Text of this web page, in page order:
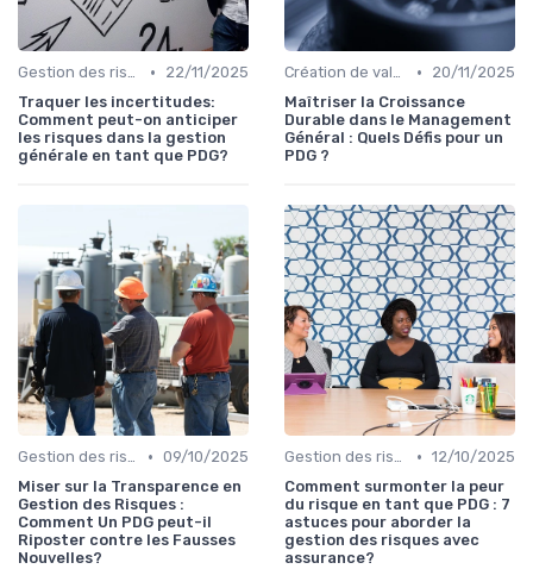
Gestion des risques & résilience •
22/11/2025
Traquer les incertitudes:
Comment peut-on anticiper
les risques dans la gestion
générale en tant que PDG?
Création de valeur durable •
20/11/2025
Maîtriser la Croissance
Durable dans le Management
Général : Quels Défis pour un
PDG ?
Gestion des risques & résilience • 09/10/2025
Miser sur la Transparence en
Gestion des Risques :
Comment Un PDG peut-il
Riposter contre les Fausses
Nouvelles?
Gestion des risques & résilience • 12/10/2025
Comment surmonter la peur
du risque en tant que PDG : 7
astuces pour aborder la
gestion des risques avec
assurance?